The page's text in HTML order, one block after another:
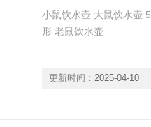
小鼠饮水壶 大鼠饮水壶
形 老鼠饮水壶
更新时间： 2025-04-10